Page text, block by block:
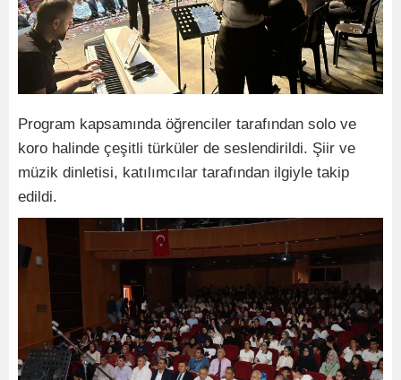
Program kapsamında öğrenciler tarafından solo ve
koro halinde çeşitli türküler de seslendirildi. Şiir ve
müzik dinletisi, katılımcılar tarafından ilgiyle takip
edildi.